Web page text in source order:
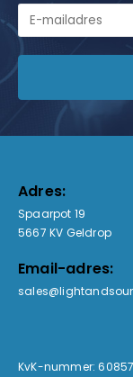
Adres:
Spaarpot 19
5667 KV Geldrop
Email-adres:
KvK-nummer: